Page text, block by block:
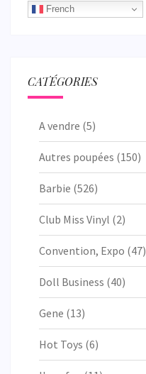
French
CATÉGORIES
A vendre (5)
Autres poupées (150)
Barbie (526)
Club Miss Vinyl (2)
Convention, Expo (47)
Doll Business (40)
Gene (13)
Hot Toys (6)